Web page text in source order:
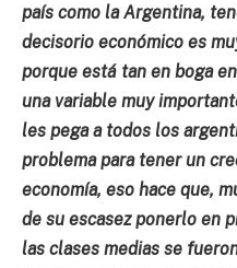
país como la Argentina,
decisorio económico es
porque está tan en boga
una variable muy
les pega a todos los
problema para tener un
economía, eso hace que,
de su escasez ponerlo en
las clases medias se